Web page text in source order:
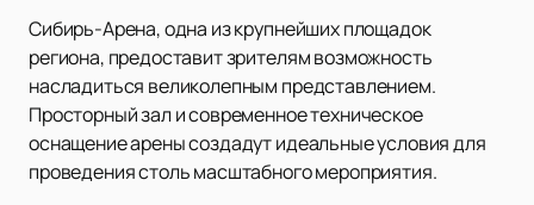
Сибирь-Арена, одна из крупнейших площадок
региона, предоставит зрителям возможность
насладиться великолепным представлением.
Просторный зал и современное техническое
оснащение арены создадут идеальные условия для
проведения столь масштабного мероприятия.